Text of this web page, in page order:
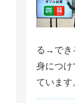
る→でき
身につけ
ています